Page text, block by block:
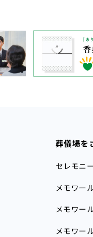
葬儀場を
セレモニ
メモワー
メモワー
メモワー